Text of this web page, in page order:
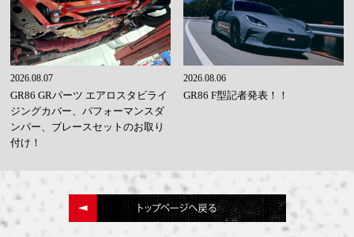
2026.08.07
GR86 GRパーツ エアロスタビライ
ジングカバー、パフォーマンスダ
ンパー、ブレースセットのお取り
付け！
2026.08.06
GR86 F型記者発表！！